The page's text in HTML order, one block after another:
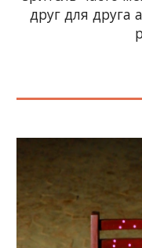
друг для друга